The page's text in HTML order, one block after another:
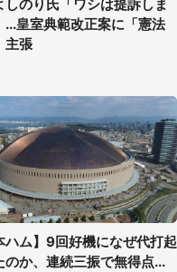
しのり氏「ワシは提訴しま
...皇室典範改正案に「憲法
主張
ハム】9回好機になぜ代打起
のか、連続三振で無得点...